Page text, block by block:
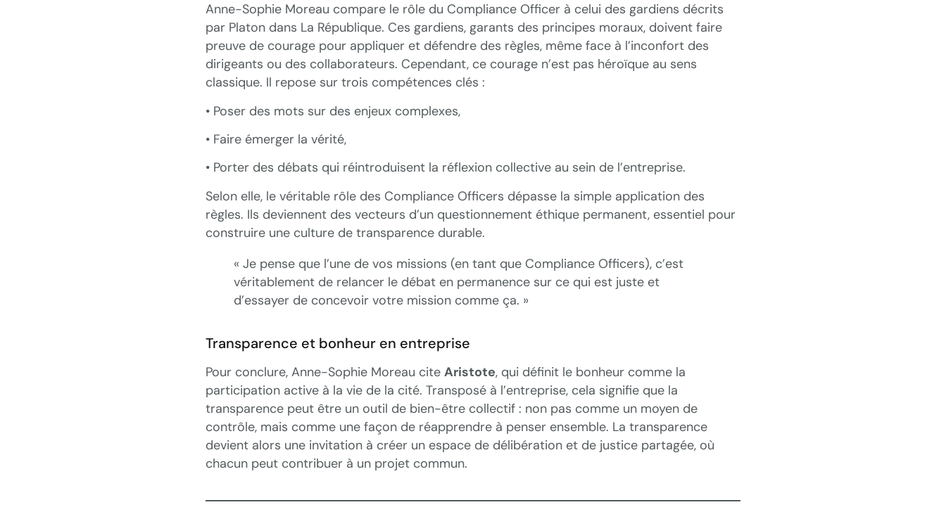
Anne-Sophie Moreau compare le rôle du Compliance Officer à celui des gardiens décrits
par Platon dans La République. Ces gardiens, garants des principes moraux, doivent faire
preuve de courage pour appliquer et défendre des règles, même face à l’inconfort des
dirigeants ou des collaborateurs. Cependant, ce courage n’est pas héroïque au sens
classique. Il repose sur trois compétences clés :
• Poser des mots sur des enjeux complexes,
• Faire émerger la vérité,
• Porter des débats qui réintroduisent la réflexion collective au sein de l’entreprise.
Selon elle, le véritable rôle des Compliance Officers dépasse la simple application des
règles. Ils deviennent des vecteurs d’un questionnement éthique permanent, essentiel pour
construire une culture de transparence durable.
« Je pense que l’une de vos missions (en tant que Compliance Officers), c’est
véritablement de relancer le débat en permanence sur ce qui est juste et
d’essayer de concevoir votre mission comme ça. »
Transparence et bonheur en entreprise
Pour conclure, Anne-Sophie Moreau cite Aristote, qui définit le bonheur comme la
participation active à la vie de la cité. Transposé à l’entreprise, cela signifie que la
transparence peut être un outil de bien-être collectif : non pas comme un moyen de
contrôle, mais comme une façon de réapprendre à penser ensemble. La transparence
devient alors une invitation à créer un espace de délibération et de justice partagée, où
chacun peut contribuer à un projet commun.